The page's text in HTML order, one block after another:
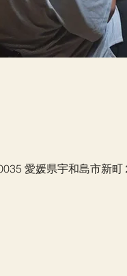
愛媛県宇和島市新町